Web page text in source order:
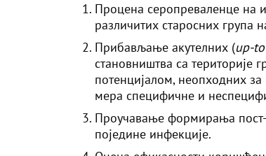
Процена серопреваленце на
различитих старосних група
Прибављање акутелних (up-
становништва са територије
потенцијалом, неопходних
мера специфичне и
Проучавање формирања пост-
поједине инфекције.